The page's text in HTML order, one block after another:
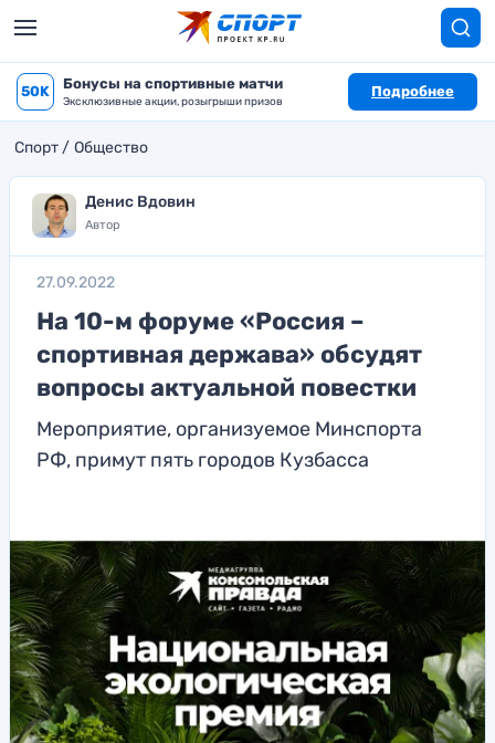
50K Бонусы на спортивные матчи
Эксклюзивные акции, розыгрыши призов
Подробнее
Спорт Общество
Денис Вдовин
Автор
27.09.2022
На 10-м форуме «Россия –
спортивная держава» обсудят
вопросы актуальной повестки
Мероприятие, организуемое Минспорта
РФ, примут пять городов Кузбасса